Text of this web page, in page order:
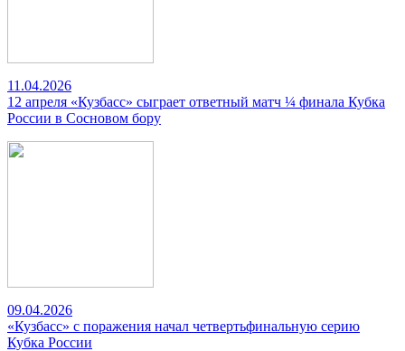
11.04.2026
12 апреля «Кузбасс» сыграет ответный матч ¼ финала Кубка
России в Сосновом бору
09.04.2026
«Кузбасс» с поражения начал четвертьфинальную серию
Кубка России